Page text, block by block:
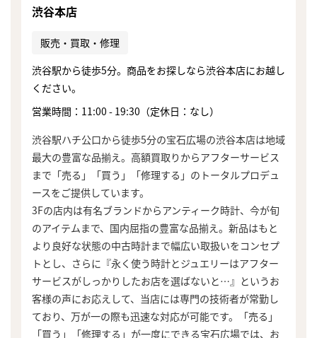
渋谷本店
販売・買取・修理
渋谷駅から徒歩5分。商品をお探しなら渋谷本店にお越し
ください。
営業時間：11:00 - 19:30（定休日：なし）
渋谷駅ハチ公口から徒歩5分の宝石広場の渋谷本店は地域
最大の豊富な品揃え。高額買取りからアフターサービス
まで「売る」「買う」「修理する」のトータルプロデュ
ースをご提供しています。
3Fの店内は有名ブランドからアンティーク時計、今が旬
のアイテムまで、国内屈指の豊富な品揃え。新品はもと
より良好な状態の中古時計まで幅広い取扱いをコンセプ
トとし、さらに『永く使う時計とジュエリーはアフター
サービスがしっかりしたお店を選ばないと…』というお
客様の声にお応えして、当店には専門の技術者が常勤し
ており、万が一の際も迅速な対応が可能です。「売る」
「買う」「修理する」が一度にできる宝石広場では、お
まずは
かんたん30秒でお試し査定